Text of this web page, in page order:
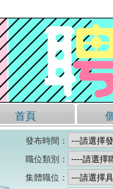
首頁
發布時間：
職位類別：
集體職位：